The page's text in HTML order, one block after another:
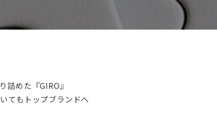
めた『GIRO』
てもトップブランドへ